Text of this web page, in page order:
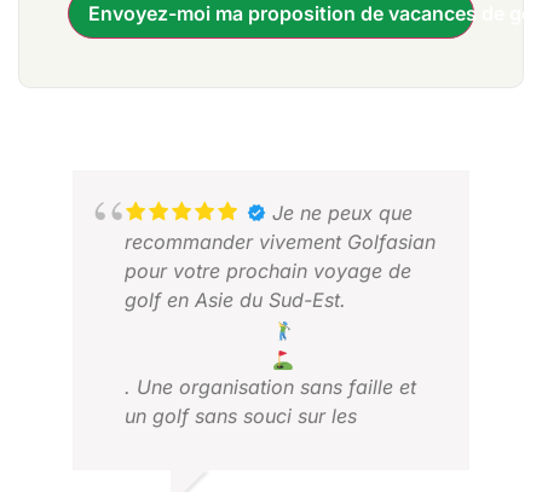
Envoyez-moi ma proposition de vacances de
Je ne peux que
recommander vivement Golfasian
pour votre prochain voyage de
golf en Asie du Sud-Est.
. Une organisation sans faille et
un golf sans souci sur les